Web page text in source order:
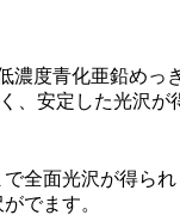
濃度青化亜鉛め
、安定した光沢が
全面光沢が得ら
でます。